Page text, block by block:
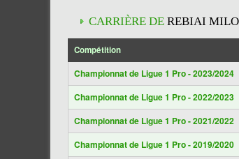
CARRIÈRE DE REBIAI
Compétition
Championnat de Ligue 1 Pro - 2023/2024
Championnat de Ligue 1 Pro - 2022/2023
Championnat de Ligue 1 Pro - 2021/2022
Championnat de Ligue 1 Pro - 2019/2020